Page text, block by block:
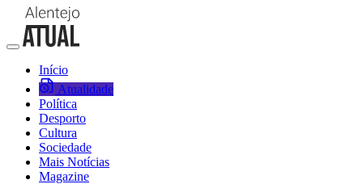
Início
Atualidade
Política
Desporto
Cultura
Sociedade
Mais Notícias
Magazine